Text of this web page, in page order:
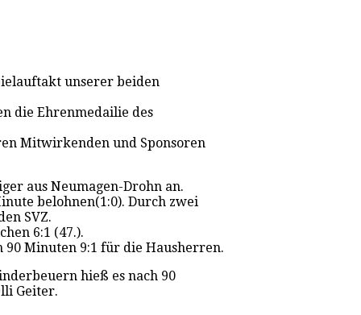
unserer beiden
die Ehrenmedailie des
Mitwirkenden und Sponsoren
aus Neumagen-Drohn an.
belohnen(1:0). Durch zwei
SVZ.
6:1 (47.).
90 Minuten 9:1 für die Hausherren.
hieß es nach 90
Geiter.